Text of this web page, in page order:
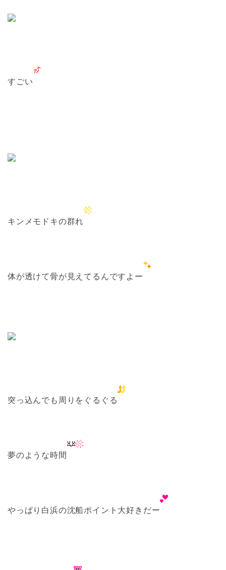
すごい
キンメモドキの群れ
体が透けて骨が見えてるんですよー
突っ込んでも周りをぐるぐる
夢のような時間
やっぱり白浜の沈船ポイント大好きだー